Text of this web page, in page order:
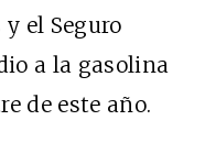
el Seguro
a la gasolina
de este año.